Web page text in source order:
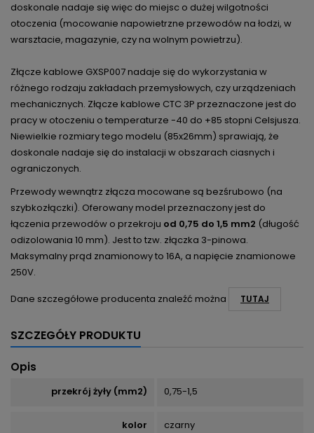
doskonale nadaje się więc do miejsc o dużej wilgotności
otoczenia (mocowanie napowietrzne przewodów na łodzi, w
warsztacie, magazynie, czy na wolnym powietrzu).
Złącze kablowe GXSP007 nadaje się do wykorzystania w
różnego rodzaju zakładach przemysłowych, czy urządzeniach
mechanicznych. Złącze kablowe CTC 3P przeznaczone jest do
pracy w otoczeniu o temperaturze -40 do +85 stopni Celsjusza.
Niewielkie rozmiary tego modelu (85x26mm) sprawiają, że
doskonale nadaje się do instalacji w obszarach ciasnych i
ograniczonych.
Przewody wewnątrz złącza mocowane są bezśrubowo (na
szybkozłączki). Oferowany model przeznaczony jest do
łączenia przewodów o przekroju od 0,75 do 1,5 mm2 (długość
odizolowania 10 mm). Jest to tzw. złączka 3-pinowa.
Maksymalny prąd znamionowy to 16A, a napięcie znamionowe
250V.
Dane szczegółowe producenta znaleźć można
TUTAJ
SZCZEGÓŁY PRODUKTU
Opis
przekrój żyły (mm2) 0,75-1,5
kolor czarny